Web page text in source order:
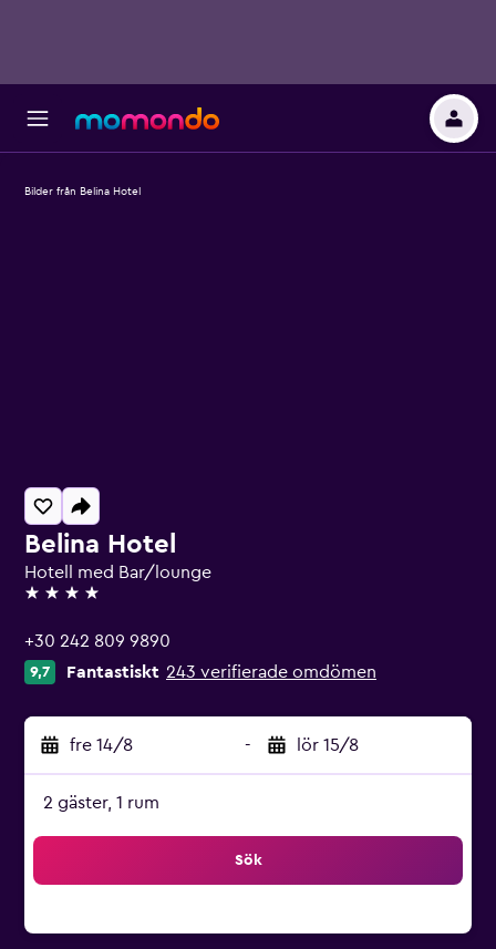
Belina Hotel
Hotell med Bar/lounge
4 stjärnor
+30 242 809 9890
9,7 Fantastiskt 243 verifierade omdömen
fre 14/8 - lör 15/8
2 gäster, 1 rum
Sök
Bilder från Belina Hotel